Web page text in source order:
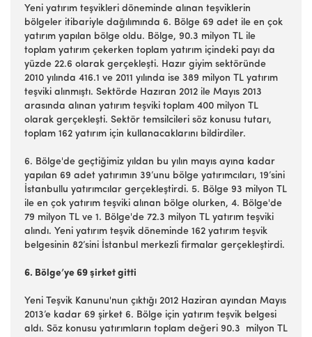
Yeni yatırım teşvikleri döneminde alınan teşviklerin
bölgeler itibariyle dağılımında 6. Bölge 69 adet ile en çok
yatırım yapılan bölge oldu. Bölge, 90.3 milyon TL ile
toplam yatırım çekerken toplam yatırım içindeki payı da
yüzde 22.6 olarak gerçekleşti. Hazır giyim sektöründe
2010 yılında 416.1 ve 2011 yılında ise 389 milyon TL yatırım
teşviki alınmıştı. Sektörde Hazıran 2012 ile Mayıs 2013
arasında alınan yatırım teşviki toplam 400 milyon TL
olarak gerçekleşti. Sektör temsilcileri söz konusu tutarı,
toplam 162 yatırım için kullanacaklarını bildirdiler.
6. Bölge'de geçtiğimiz yıldan bu yılın mayıs ayına kadar
yapılan 69 adet yatırımın 39’unu bölge yatırımcıları, 19’sini
İstanbullu yatırımcılar gerçekleştirdi. 5. Bölge 93 milyon TL
ile en çok yatırım teşviki alınan bölge olurken, 4. Bölge'de
79 milyon TL ve 1. Bölge'de 72.3 milyon TL yatırım teşviki
alındı. Yeni yatırım teşvik döneminde 162 yatırım teşvik
belgesinin 82’sini İstanbul merkezli firmalar gerçekleştirdi.
6. Bölge’ye 69 şirket gitti
Yeni Teşvik Kanunu'nun çıktığı 2012 Haziran ayından Mayıs
2013’e kadar 69 şirket 6. Bölge için yatırım teşvik belgesi
aldı. Söz konusu yatırımların toplam değeri 90.3 milyon TL